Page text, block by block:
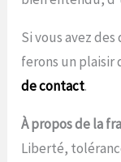
Si vous avez
ferons un plaisir
de contact.
À propos de la
Liberté,